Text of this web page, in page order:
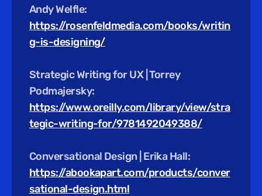
Andy Welfle:
https://rosenfeldmedia.com/books/writin
g-is-designing/
Strategic Writing for UX | Torrey
Podmajersky:
https://www.oreilly.com/library/view/stra
tegic-writing-for/9781492049388/
Conversational Design | Erika Hall:
https://abookapart.com/products/conver
sational-design.html